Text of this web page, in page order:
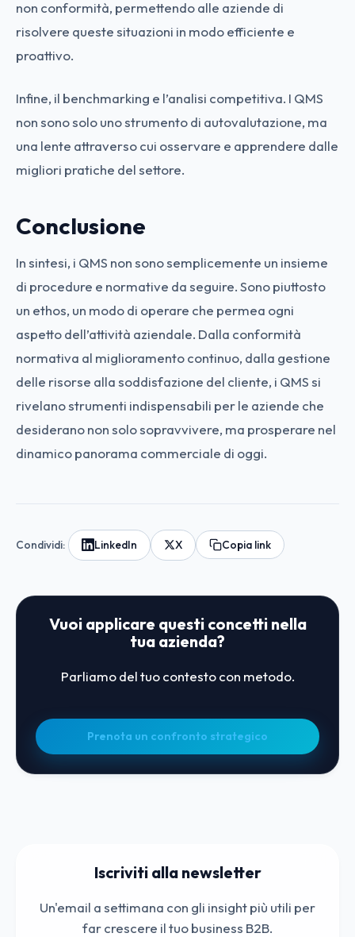
non conformità, permettendo alle aziende di
risolvere queste situazioni in modo efficiente e
proattivo.
Infine, il benchmarking e l’analisi competitiva. I QMS
non sono solo uno strumento di autovalutazione, ma
una lente attraverso cui osservare e apprendere dalle
migliori pratiche del settore.
Conclusione
In sintesi, i QMS non sono semplicemente un insieme
di procedure e normative da seguire. Sono piuttosto
un ethos, un modo di operare che permea ogni
aspetto dell’attività aziendale. Dalla conformità
normativa al miglioramento continuo, dalla gestione
delle risorse alla soddisfazione del cliente, i QMS si
rivelano strumenti indispensabili per le aziende che
desiderano non solo sopravvivere, ma prosperare nel
dinamico panorama commerciale di oggi.
Condividi: LinkedIn X Copia link
Vuoi applicare questi concetti nella
tua azienda?
Parliamo del tuo contesto con metodo.
Prenota un confronto strategico
Iscriviti alla newsletter
Un'email a settimana con gli insight più utili per
far crescere il tuo business B2B.